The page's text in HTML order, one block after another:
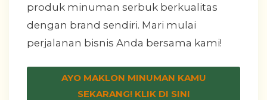
produk minuman serbuk berkualitas
dengan brand sendiri. Mari mulai
perjalanan bisnis Anda bersama kami!
AYO MAKLON MINUMAN KAMU
SEKARANG! KLIK DI SINI